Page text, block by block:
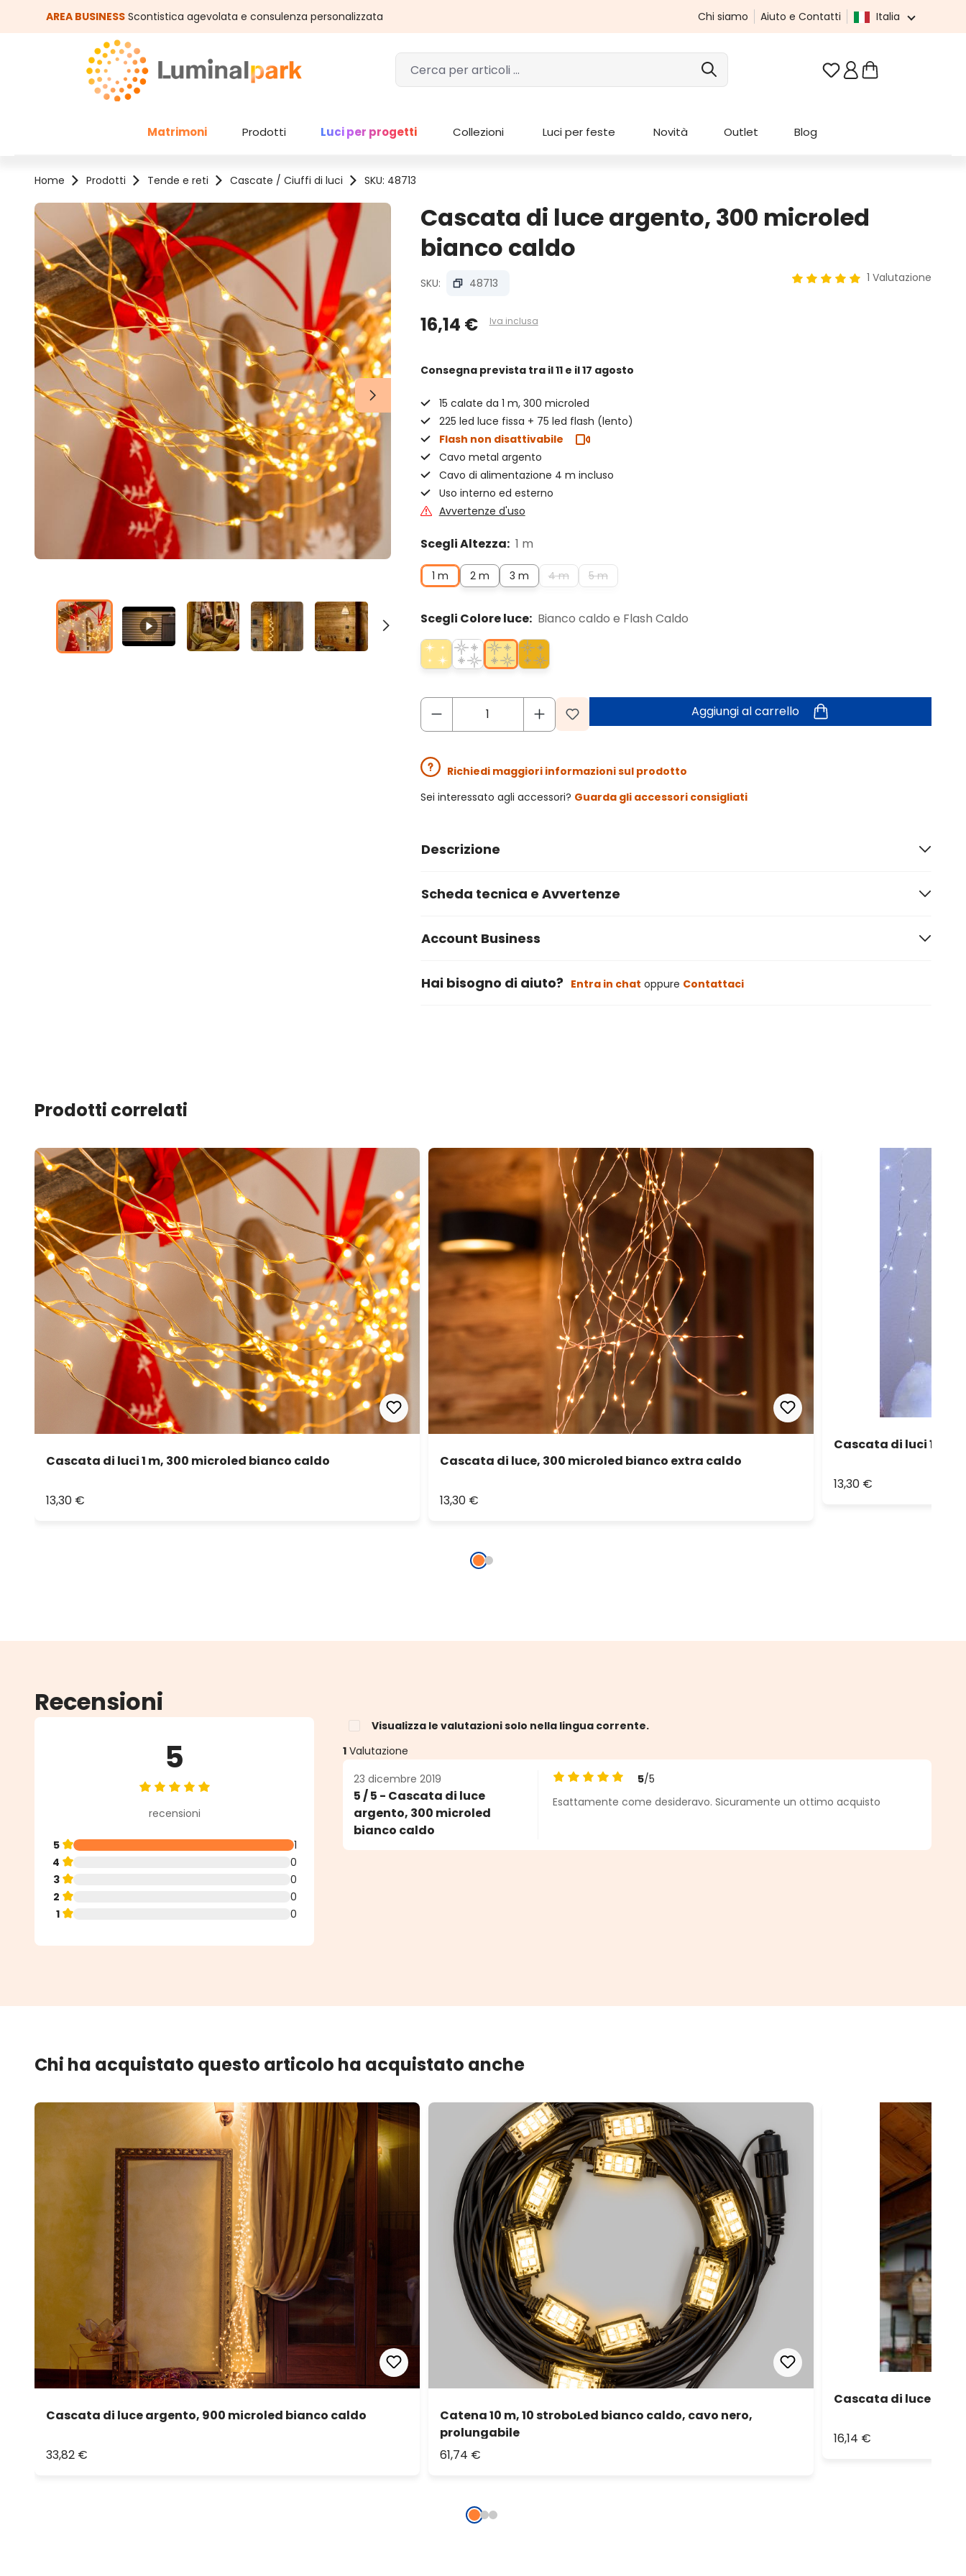
al contenuto principale
Salta alla ricerca
AREA BUSINESS Scontistica agevolata e consulenza personalizzata Chi siamo Aiuto e Contatti Italia
Hai 0 articoli nella
Matrimoni Prodotti Luci per progetti Collezioni Luci per feste Novità Outlet Blog
Home Prodotti Tende e reti Cascate / Ciuffi di luci SKU: 48713
Salta la galleria di immagini
Cascata di luce argento, 300 microled
bianco caldo
SKU: 48713 1 Valutazione
16,14 € Iva inclusa
Consegna prevista tra il 11 e il 17 agosto
15 calate da 1 m, 300 microled
225 led luce fissa + 75 led flash (lento)
Flash non disattivabile
Cavo metal argento
Cavo di alimentazione 4 m incluso
Uso interno ed esterno
Avvertenze d'uso
Scegli Altezza: 1 m
1 m 2 m 3 m 4 m 5 m
Scegli Colore luce: Bianco caldo e Flash Caldo
Aggiungi al carrello
Richiedi maggiori informazioni sul prodotto
Sei interessato agli accessori? Guarda gli accessori consigliati
Descrizione
Scheda tecnica e Avvertenze
Account Business
Hai bisogno di aiuto? Entra in chat oppure Contattaci
Prodotti correlati
Cascata di luci 1 m, 300 microled bianco caldo
13,30 €
Cascata di luce, 300 microled bianco extra caldo
13,30 €
Cascata di luci 1 m,
13,30 €
Recensioni
5
Valutazione media di 5 su 5 stelle
recensioni
5
1
4
0
3
0
2
0
1
0
Visualizza le valutazioni solo nella lingua corrente.
1 Valutazione
23 dicembre 2019
5 / 5 - Cascata di luce
argento, 300 microled
bianco caldo
Valutazione media di 5 su 5 stelle
5/5
Esattamente come desideravo. Sicuramente un ottimo acquisto
Chi ha acquistato questo articolo ha acquistato anche
Cascata di luce argento, 900 microled bianco caldo
33,82 €
Catena 10 m, 10 stroboLed bianco caldo, cavo nero,
prolungabile
61,74 €
Cascata di luce
16,14 €